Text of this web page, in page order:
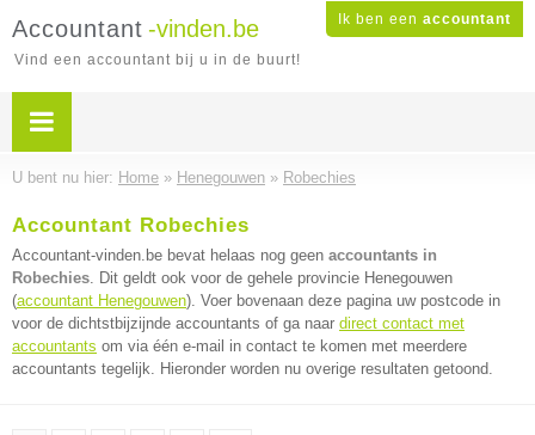
Ik ben een accountant
Accountant -vinden.be
Vind een accountant bij u in de buurt!
U bent nu hier: Home » Henegouwen » Robechies
Accountant Robechies
Accountant-vinden.be bevat helaas nog geen accountants in
Robechies. Dit geldt ook voor de gehele provincie Henegouwen
(accountant Henegouwen). Voer bovenaan deze pagina uw postcode in
voor de dichtstbijzijnde accountants of ga naar direct contact met
accountants om via één e-mail in contact te komen met meerdere
accountants tegelijk. Hieronder worden nu overige resultaten getoond.